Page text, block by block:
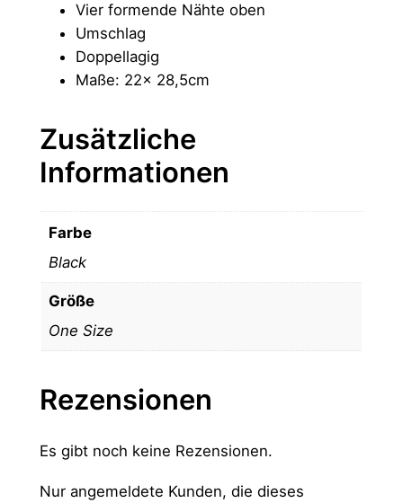
Vier formende Nähte oben
Umschlag
Doppellagig
Maße: 22x 28,5cm
Zusätzliche
Informationen
Farbe
Black
Größe
One Size
Rezensionen
Es gibt noch keine Rezensionen.
Nur angemeldete Kunden, die dieses